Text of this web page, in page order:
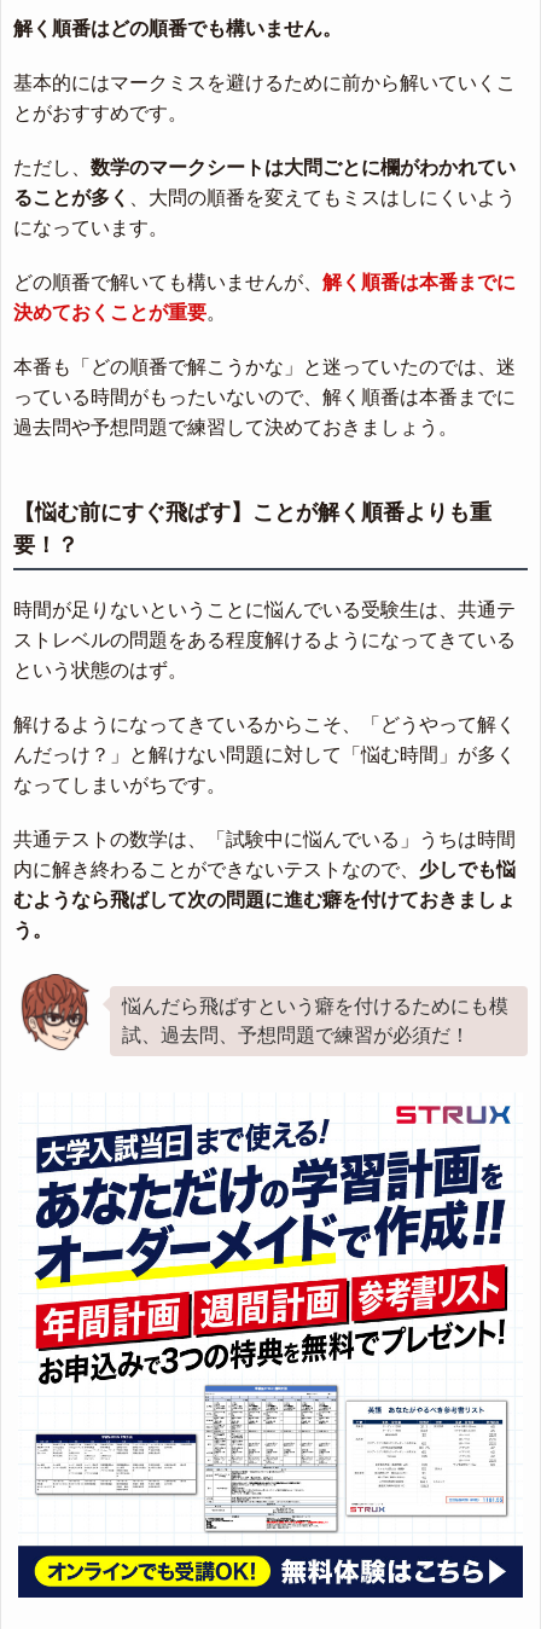
解く順番はどの順番でも構いません。
基本的にはマークミスを避けるために前から解いていくこ
とがおすすめです。
ただし、 数学のマークシートは大問ごとに欄がわかれてい
ることが多く
、大問の順番を変えてもミスはしにくいよう
になっています。
どの順番で解いても構いませんが、 解く順番は本番までに
決めておくことが重要。
本番も「どの順番で解こうかな」と迷っていたのでは、迷
っている時間がもったいないので、解く順番は本番までに
過去問や予想問題で練習して決めておきましょう。
【悩む前にすぐ飛ばす】ことが解く順番よりも重
要！？
時間が足りないということに悩んでいる受験生は、共通テ
ストレベルの問題をある程度解けるようになってきている
という状態のはず。
解けるようになってきているからこそ、「どうやって解く
んだっけ？」と解けない問題に対して「悩む時間」が多く
なってしまいがちです。
共通テストの数学は、「試験中に悩んでいる」うちは時間
内に解き終わることができないテストなので、 少しでも悩
むようなら飛ばして次の問題に進む癖を付けておきましょ
う。
悩んだら飛ばすという癖を付けるためにも模
試、過去問、予想問題で練習が必須だ！